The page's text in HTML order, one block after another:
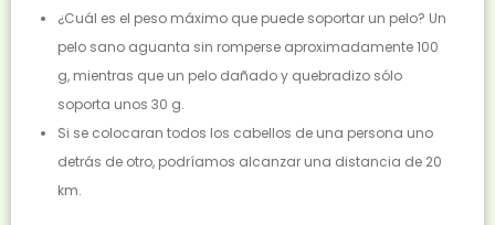
¿Cuál es el peso máximo que puede soportar un pelo? Un
pelo sano aguanta sin romperse aproximadamente 100
g, mientras que un pelo dañado y quebradizo sólo
soporta unos 30 g.
Si se colocaran todos los cabellos de una persona uno
detrás de otro, podríamos alcanzar una distancia de 20
km.